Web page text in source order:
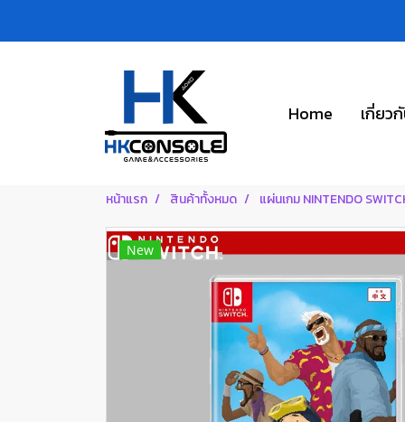
Home เกี่ยว
หน้าแรก สินค้าทั้งหมด แผ่นเกม NINTENDO
New